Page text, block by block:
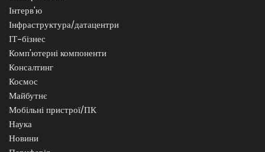
Інтерв'ю
Інфраструктура/датацентри
ІТ-бізнес
Комп'ютерні компоненти
Консалтинг
Космос
Майбутнє
Мобільні пристрої/ПК
Наука
Новини